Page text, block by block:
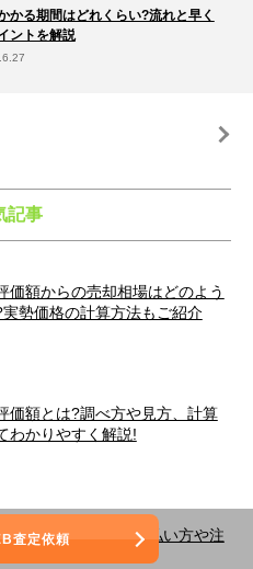
かる期間はどれくらい?流れと早く
ントを解説
記事
価額からの売却相場はどのよう
勢価格の計算方法もご紹介
価額とは?調べ方や見方、計算
わかりやすく解説!
PayPayで払うには?払い方や注
説
査定依頼